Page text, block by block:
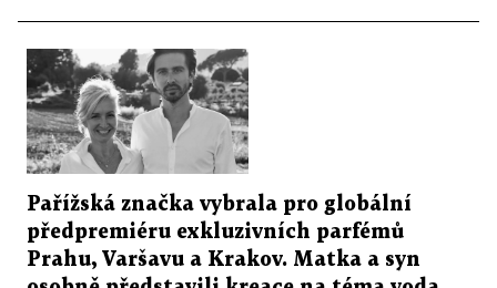
Pařížská značka vybrala pro globální
předpremiéru exkluzivních parfémů
Prahu, Varšavu a Krakov. Matka a syn